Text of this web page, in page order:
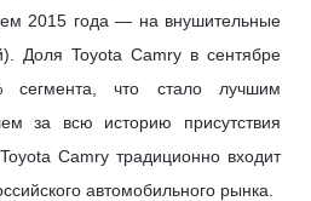
2015 года — на внушительные
Доля Toyota Camry в сентябре
сегмента, что стало лучшим
за всю историю присутствия
Camry традиционно входит
автомобильного рынка.